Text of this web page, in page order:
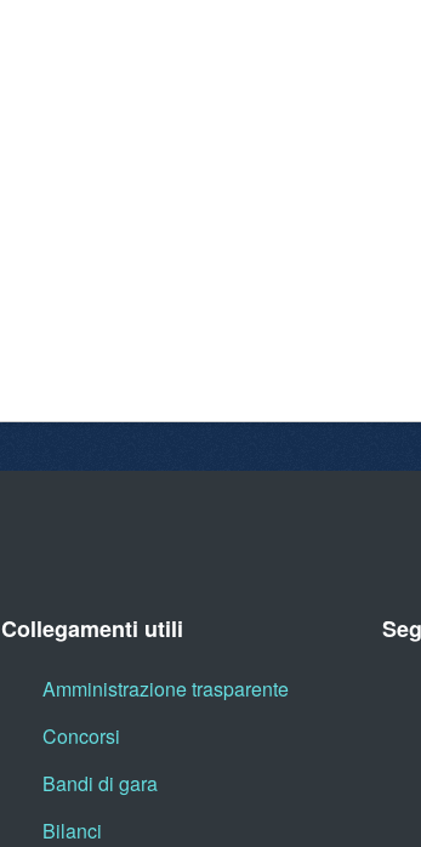
Collegamenti utili
Amministrazione trasparente
Concorsi
Bandi di gara
Bilanci